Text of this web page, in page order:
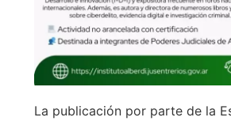
La publicación por parte de la